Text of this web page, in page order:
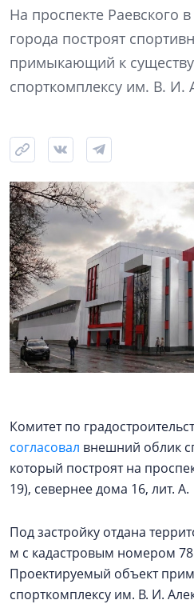
На проспекте Раевского
города построят
примыкающий к
спорткомплексу им. В. И.
Комитет по
согласовал внешний облик
который построят на
19), севернее дома 16, лит. А.
Под застройку отдана
м с кадастровым номером
Проектируемый объект
спорткомплексу им. В. И.